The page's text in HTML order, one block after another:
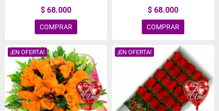
$ 68.000
COMPRAR
$ 68.000
COMPRAR
¡EN OFERTA! ¡EN OFERTA!